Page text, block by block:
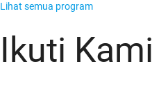
KADO Team
Lihat semua program
Ikuti Kami